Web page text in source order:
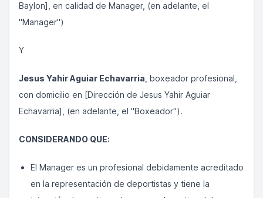
Baylon], en calidad de Manager, (en adelante, el
"Manager")
Y
Jesus Yahir Aguiar Echavarria , boxeador profesional,
con domicilio en [Dirección de Jesus Yahir Aguiar
Echavarria], (en adelante, el "Boxeador").
CONSIDERANDO QUE:
El Manager es un profesional debidamente acreditado
en la representación de deportistas y tiene la